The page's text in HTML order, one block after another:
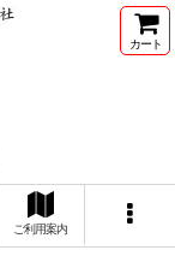
カート
ご利用案内